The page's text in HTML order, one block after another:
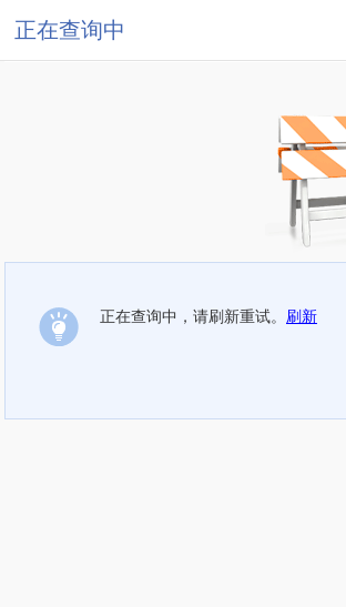
正在查询中
正在查询中，请刷新重试。 刷新